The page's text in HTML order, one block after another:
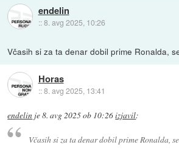
endelin
::8. avg 2025, 10:26
Včasih si za ta denar dobil prime Ronalda,
Horas
::8. avg 2025, 13:41
endelin je8. avg 2025 ob 10:26izjavil:
Včasih si za ta denar dobil prime Ronalda,